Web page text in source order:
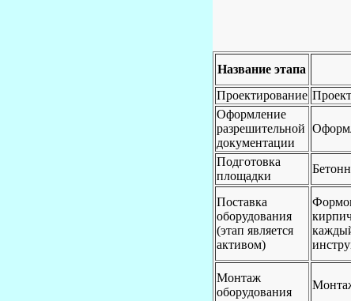
Название этапа
Проектирование
Оформление
разрешительной
документации
Подготовка
площадки
Поставка
оборудования
(этап является
активом)
Монтаж
оборудования